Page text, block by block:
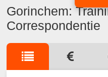
Gorinchem:
Correspondentie